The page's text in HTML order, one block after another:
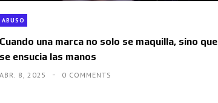
ABUSO
Cuando una marca no solo se maquilla, sino que
se ensucia las manos
ABR. 8, 2025 0 COMMENTS